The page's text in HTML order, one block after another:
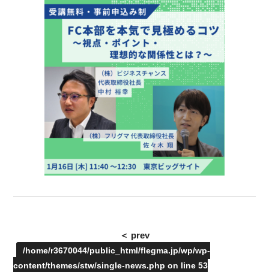
＜ prev
/home/r3670044/public_html/flegma.jp/wp/wp-
content/themes/stw/single-news.php on line53